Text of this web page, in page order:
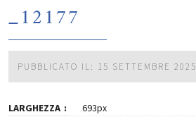
_12177
PUBBLICATO IL: 15 SETTEMBRE 2025
LARGHEZZA
693px